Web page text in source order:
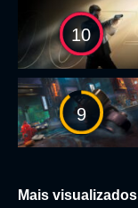
10
9
Mais visualizados